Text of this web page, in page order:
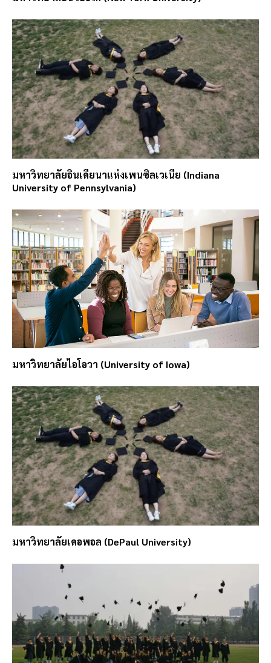
มหาวิทยาลัยอินเดียนาแห่งเพนซิลเวเนีย (Indiana
University of Pennsylvania)
มหาวิทยาลัยไอโอวา (University of Iowa)
มหาวิทยาลัยเดอพอล (DePaul University)